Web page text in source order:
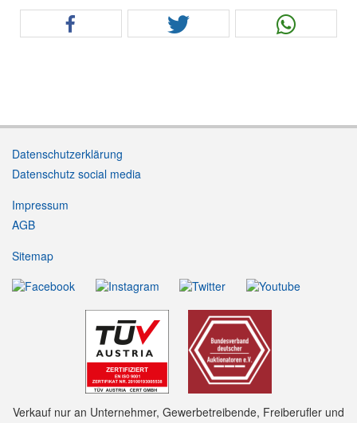
Datenschutzerklärung
Datenschutz social media
Impressum
AGB
Sitemap
Verkauf nur an Unternehmer, Gewerbetreibende, Freiberufler und